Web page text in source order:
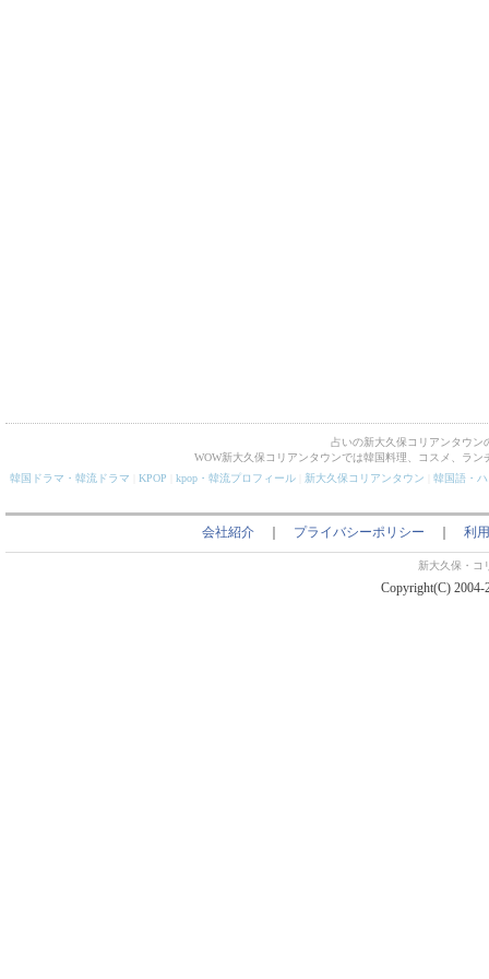
占いの新大久保コリアンタウン
WOW新大久保コリアンタウンでは韓国料理、コスメ、ラ
韓国ドラマ・韓流ドラマ
KPOP kpop・韓流プロフィール 新大久保コリアンタウン 韓国語・
会社紹介 プライバシーポリシー 利
新大久保・コ
Copyright(C)